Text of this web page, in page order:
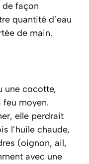
de façon
quantité d’eau
de main.
une cocotte,
feu moyen.
elle perdrait
l’huile chaude,
(oignon, ail,
avec une